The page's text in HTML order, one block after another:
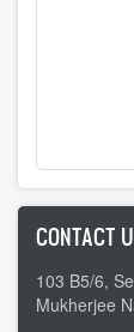
CONTACT
103 B5/6,
Mukherjee